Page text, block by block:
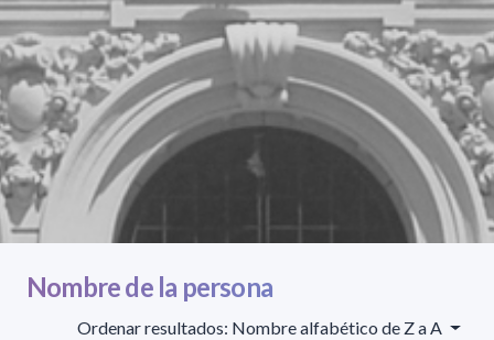
Nombre de la persona
Ordenar resultados: Nombre alfabético de Z a A